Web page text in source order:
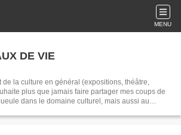
MENU
DE VIE
de la culture en général (expositions, théâtre,
plus que jamais faire partager mes coups de
dans le domaine culturel, mais aussi au